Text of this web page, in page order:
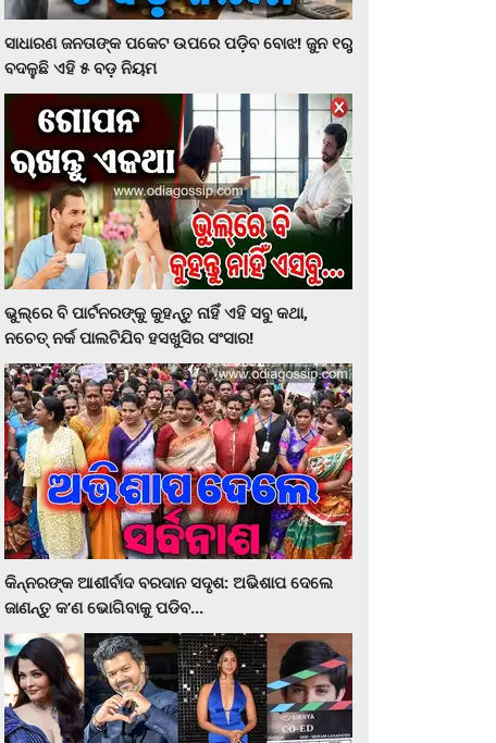
ସାଧାରଣ ଜନତାଙ୍କ ପକେଟ ଉପରେ ପଡ଼ିବ ବୋଝ! ଜୁନ ୧ରୁ
ବଦଳୁଛି ଏହି ୫ ବଡ଼ ନିୟମ
ଭୁଲ୍‌ରେ ବି ପାର୍ଟନରଙ୍କୁ କୁହନ୍ତୁ ନାହିଁ ଏହି ସବୁ କଥା,
ନଚେତ୍‌ ନର୍କ ପାଲଟିଯିବ ହସଖୁସିର ସଂସାର!
କିନ୍ନରଙ୍କ ଆଶୀର୍ବାଦ ବରଦାନ ସଦୃଶ: ଅଭିଶାପ ଦେଲେ
ଜାଣନ୍ତୁ କ’ଣ ଭୋଗିବାକୁ ପଡିବ...